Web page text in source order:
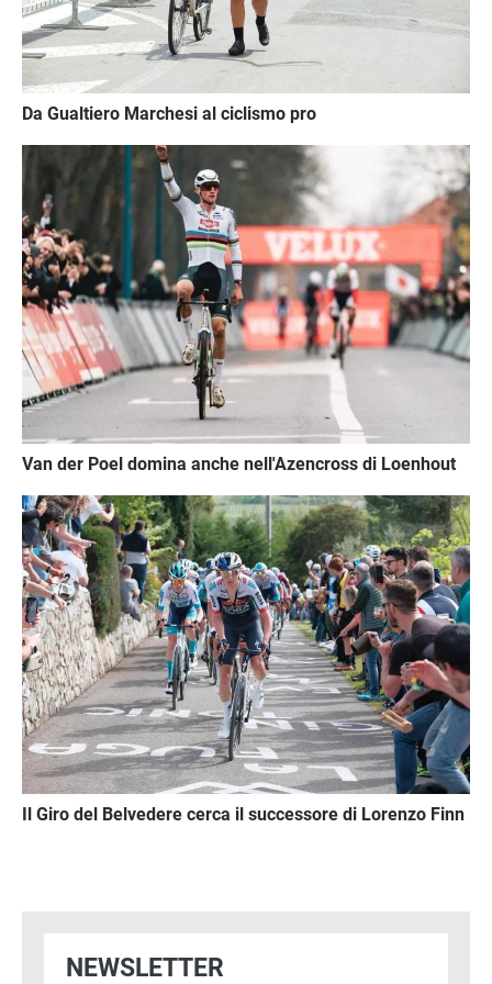
Da Gualtiero Marchesi al ciclismo pro
Van der Poel domina anche nell'Azencross di Loenhout
Immagine
Il Giro del Belvedere cerca il successore di Lorenzo Finn
NEWSLETTER